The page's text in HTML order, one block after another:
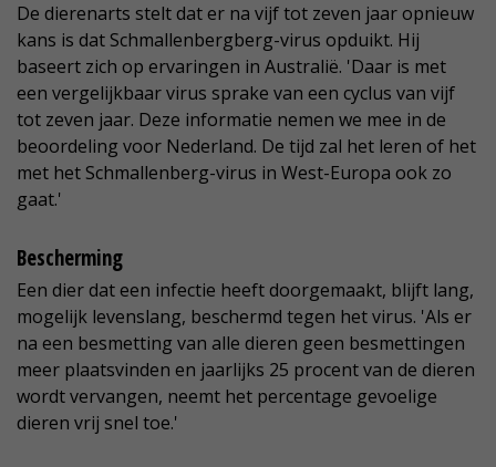
De dierenarts stelt dat er na vijf tot zeven jaar opnieuw
kans is dat Schmallenbergberg-virus opduikt. Hij
baseert zich op ervaringen in Australië. 'Daar is met
een vergelijkbaar virus sprake van een cyclus van vijf
tot zeven jaar. Deze informatie nemen we mee in de
beoordeling voor Nederland. De tijd zal het leren of het
met het Schmallenberg-virus in West-Europa ook zo
gaat.'
Bescherming
Een dier dat een infectie heeft doorgemaakt, blijft lang,
mogelijk levenslang, beschermd tegen het virus. 'Als er
na een besmetting van alle dieren geen besmettingen
meer plaatsvinden en jaarlijks 25 procent van de dieren
wordt vervangen, neemt het percentage gevoelige
dieren vrij snel toe.'